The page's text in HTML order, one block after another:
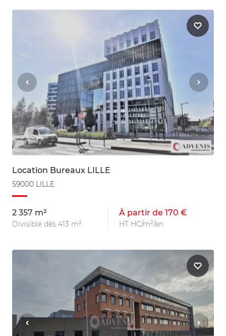
Location Bureaux LILLE
59000 LILLE
2 357 m²
Divisible dès 413 m²
À partir de 170 €
HT HC/m²/an